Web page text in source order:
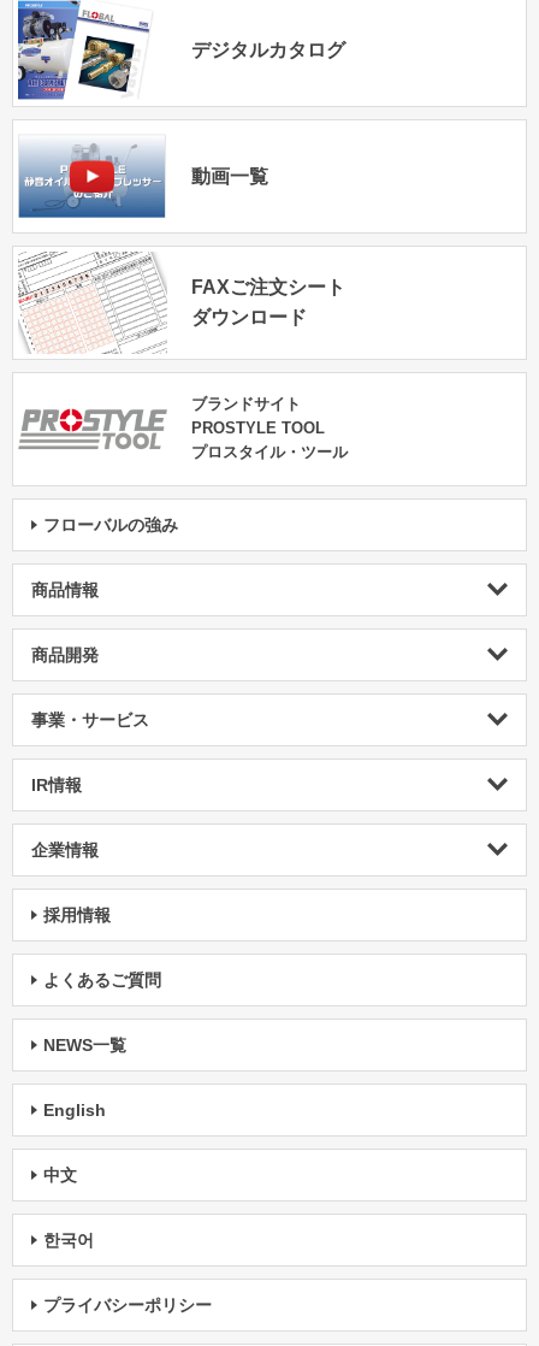
デジタルカタログ
動画一覧
FAXご注文シート
ダウンロード
ブランドサイト
PROSTYLE TOOL
プロスタイル・ツール
フローバルの強み
商品情報
商品開発
事業・サービス
IR情報
企業情報
採用情報
よくあるご質問
NEWS一覧
English
中文
한국어
プライバシーポリシー